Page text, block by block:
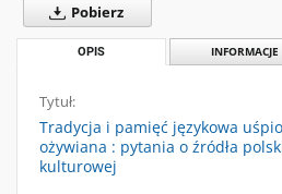
Pobierz
OPIS INFORMACJE
Tytuł:
Tradycja i pamięć językowa
ożywiana : pytania o źródła
kulturowej